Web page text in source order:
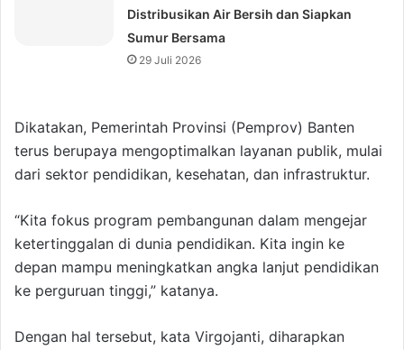
Distribusikan Air Bersih dan Siapkan
Sumur Bersama
29 Juli 2026
Dikatakan, Pemerintah Provinsi (Pemprov) Banten
terus berupaya mengoptimalkan layanan publik, mulai
dari sektor pendidikan, kesehatan, dan infrastruktur.
“Kita fokus program pembangunan dalam mengejar
ketertinggalan di dunia pendidikan. Kita ingin ke
depan mampu meningkatkan angka lanjut pendidikan
ke perguruan tinggi,” katanya.
Dengan hal tersebut, kata Virgojanti, diharapkan